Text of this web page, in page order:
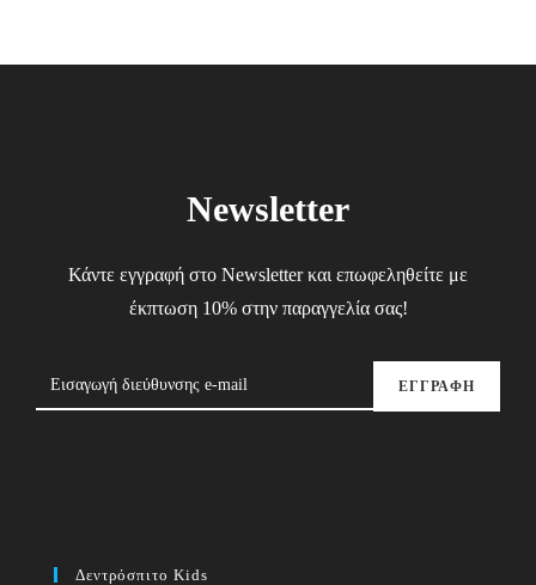
Newsletter
Κάντε εγγραφή στο Newsletter και επωφεληθείτε με
έκπτωση 10% στην παραγγελία σας!
ΕΓΓΡΑΦΗ
Δεντρόσπιτο Kids